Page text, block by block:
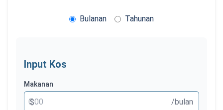
Bulanan Tahunan
Input Kos
Makanan
$ /bulan